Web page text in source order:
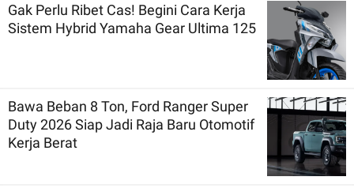
Gak Perlu Ribet Cas! Begini Cara Kerja
Sistem Hybrid Yamaha Gear Ultima 125
Bawa Beban 8 Ton, Ford Ranger Super
Duty 2026 Siap Jadi Raja Baru Otomotif
Kerja Berat